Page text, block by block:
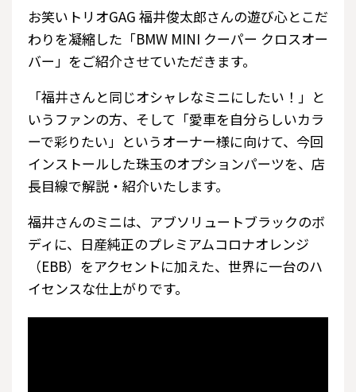
お笑いトリオGAG 福井俊太郎さんの遊び心とこだ
わりを凝縮した「BMW MINI クーパー クロスオー
バー」をご紹介させていただきます。
「福井さんと同じオシャレなミニにしたい！」と
いうファンの方、そして「愛車を自分らしいカラ
ーで彩りたい」というオーナー様に向けて、今回
インストールした珠玉のオプションパーツを、店
長目線で解説・紹介いたします。
福井さんのミニは、アブソリュートブラックのボ
ディに、日産純正のプレミアムコロナオレンジ
（EBB）をアクセントに加えた、世界に一台のハ
イセンスな仕上がりです。